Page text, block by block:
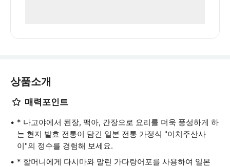
상품소개
매력포인트
* 나고야에서 된장, 맥아, 간장으로 요리를 더욱 풍성하게 하
는 현지 발효 전통이 담긴 일본 전통 가정식 "이치주산사
이"의 정수를 경험해 보세요.
* 할머니에게 다시마와 말린 가다랑어포를 사용하여 일본